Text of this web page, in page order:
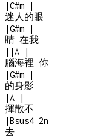
|C#m
|
迷人的眼
|G#m
|
睛 在我
| |A
|
腦海裡 你
|G#m
|
的身影
|A
|
揮散不
|Bsus4 2n
去